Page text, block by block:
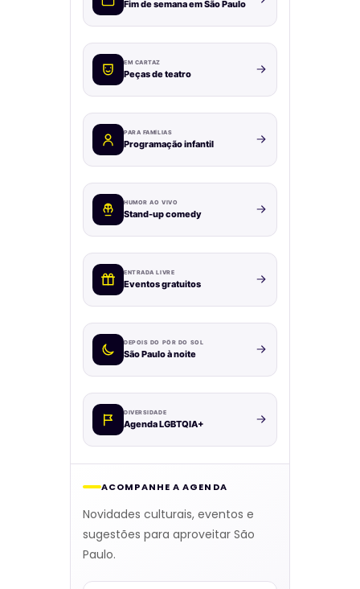
Fim de semana em São Paulo
EM CARTAZ
Peças de teatro
PARA FAMÍLIAS
Programação infantil
HUMOR AO VIVO
Stand-up comedy
ENTRADA LIVRE
Eventos gratuitos
DEPOIS DO PÔR DO SOL
São Paulo à noite
DIVERSIDADE
Agenda LGBTQIA+
ACOMPANHE A AGENDA
Novidades culturais, eventos e
sugestões para aproveitar São
Paulo.